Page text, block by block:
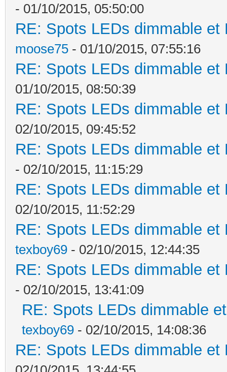
- 01/10/2015, 05:50:00
RE: Spots LEDs dimmable
moose75 - 01/10/2015, 07:55:16
RE: Spots LEDs dimmable
01/10/2015, 08:50:39
RE: Spots LEDs dimmable
02/10/2015, 09:45:52
RE: Spots LEDs dimmable
- 02/10/2015, 11:15:29
RE: Spots LEDs dimmable
02/10/2015, 11:52:29
RE: Spots LEDs dimmable
texboy69 - 02/10/2015, 12:44:35
RE: Spots LEDs dimmable
- 02/10/2015, 13:41:09
RE: Spots LEDs dimmable
texboy69 - 02/10/2015, 14:08:36
RE: Spots LEDs dimmable